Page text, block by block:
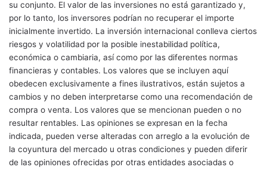
su conjunto. El valor de las inversiones no está garantizado y,
por lo tanto, los inversores podrían no recuperar el importe
inicialmente invertido. La inversión internacional conlleva ciertos
riesgos y volatilidad por la posible inestabilidad política,
económica o cambiaria, así como por las diferentes normas
financieras y contables. Los valores que se incluyen aquí
obedecen exclusivamente a fines ilustrativos, están sujetos a
cambios y no deben interpretarse como una recomendación de
compra o venta. Los valores que se mencionan pueden o no
resultar rentables. Las opiniones se expresan en la fecha
indicada, pueden verse alteradas con arreglo a la evolución de
la coyuntura del mercado u otras condiciones y pueden diferir
de las opiniones ofrecidas por otras entidades asociadas o